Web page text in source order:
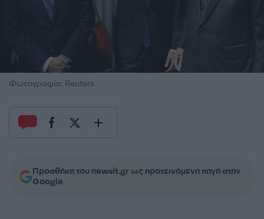
Φωτογραφία: Reuters
Προσθήκη του newsit.gr ως προτεινόμενη πηγή στην
Google